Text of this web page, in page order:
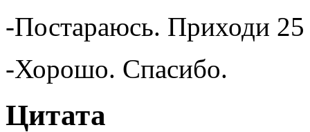
-Постараюсь. Приходи 25
-Хорошо. Спасибо.
Цитата